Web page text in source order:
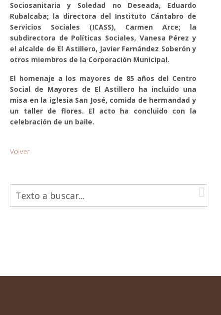
Sociosanitaria y Soledad no Deseada, Eduardo
Rubalcaba; la directora del Instituto Cántabro de
Servicios Sociales (ICASS), Carmen Arce; la
subdirectora de Políticas Sociales, Vanesa Pérez y
el alcalde de El Astillero, Javier Fernández Soberón y
otros miembros de la Corporación Municipal.
El homenaje a los mayores de 85 años del Centro
Social de Mayores de El Astillero ha incluido una
misa en la iglesia San José, comida de hermandad y
un taller de flores. El acto ha concluido con la
celebración de un baile.
Volver